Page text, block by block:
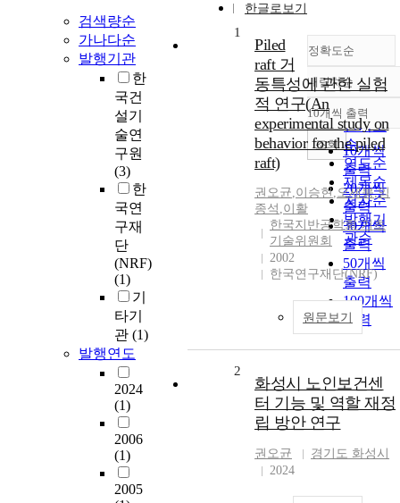
검색량순
가나다순
발행기관
한
국건
설기
술연
구원
(3)
한
국연
구재
단
(NRF)
(1)
기
타기
관 (1)
발행연도
2024
(1)
2006
(1)
2005
한글로보기
정확도순
정확도
순
인기도
순
연도순
제목순
저자순
발행기
관순
내림차순
내림차순
10개씩 출력
10개씩
출력
20개씩
출력
30개씩
출력
50개씩
출력
100개씩
출력
조회
1
Piled
raft 거
동특성에 관한 실험
적 연구(An
experimental study on
behavior for the piled
raft)
권오균,이승현,오세붕,임
종석 ,이활
한국지반공학회 기초
기술위원회
2002
한국연구재단(NRF)
원문보기
2
화성시 노인보건센
터 기능 및 역할 재정
립 방안 연구
권오균
경기도 화성시
2024